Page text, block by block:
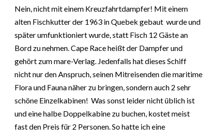
Nein, nicht mit einem Kreuzfahrtdampfer! Mit einem
alten Fischkutter der 1963 in Quebek gebaut wurde und
später umfunktioniert wurde, statt Fisch 12 Gäste an
Bord zu nehmen. Cape Race heißt der Dampfer und
gehört zum mare-Verlag. Jedenfalls hat dieses Schiff
nicht nur den Anspruch, seinen Mitreisenden die maritime
Flora und Fauna näher zu bringen, sondern auch 2 sehr
schöne Einzelkabinen! Was sonst leider nicht üblich ist
und eine halbe Doppelkabine zu buchen, kostet meist
fast den Preis für 2 Personen. So hatte ich eine